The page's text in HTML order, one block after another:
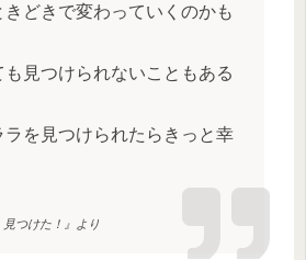
きどきで変わっていくのかも
見つけられないこともある
ラを見つけられたらきっと幸
つけた！』より